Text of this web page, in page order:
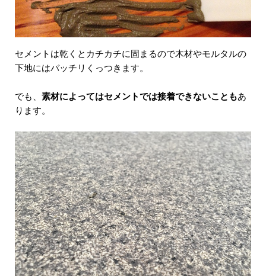
セメントは乾くとカチカチに固まるので木材やモルタルの
下地にはバッチリくっつきます。
でも、 素材によってはセメントでは接着できないこともあ
ります。